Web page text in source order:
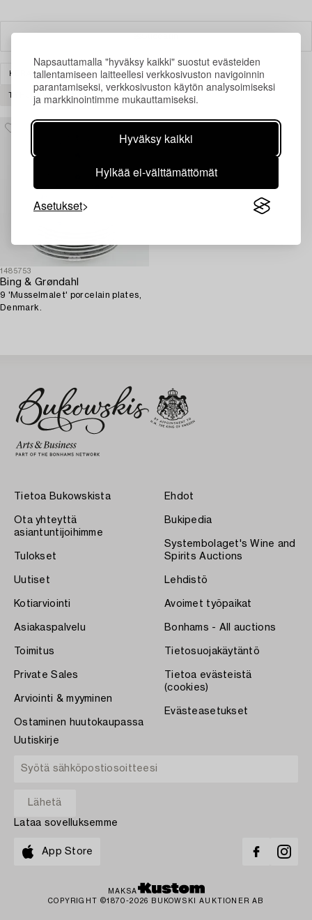
Napsauttamalla "hyväksy kaikki" suostut evästeiden
tallentamiseen laitteellesi verkkosivuston navigoinnin
parantamiseksi, verkkosivuston käytön analysoimiseksi
ja markkinointimme mukauttamiseksi.
Hyväksy kaikki
Hylkää ei-välttämättömät
Asetukset
KERAMIIKKA & POSLIINI SKANDINAAVINEN
TYHJENNÄ KAIKKI
1485753
Bing & Grøndahl
9 'Musselmalet' porcelain plates,
Denmark.
Tietoa Bukowskista
Ota yhteyttä
asiantuntijoihimme
Tulokset
Uutiset
Kotiarviointi
Asiakaspalvelu
Toimitus
Private Sales
Arviointi & myyminen
Ostaminen huutokaupassa
Ehdot
Bukipedia
Systembolaget's Wine and
Spirits Auctions
Lehdistö
Avoimet työpaikat
Bonhams - All auctions
Tietosuojakäytäntö
Tietoa evästeistä
(cookies)
Evästeasetukset
Uutiskirje
Lataa sovelluksemme
App Store
MAKSA
COPYRIGHT ©1870-2026 BUKOWSKI AUKTIONER AB